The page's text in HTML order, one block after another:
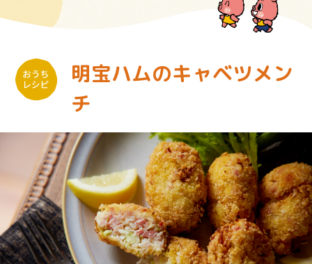
明宝ハムのキャベツメン
チ